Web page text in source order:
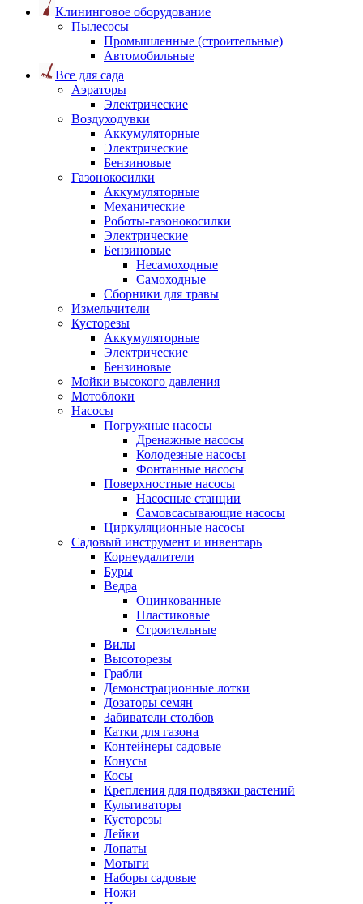
Клининговое оборудование
Пылесосы
Промышленные (строительные)
Автомобильные
Все для сада
Аэраторы
Электрические
Воздуходувки
Аккумуляторные
Электрические
Бензиновые
Газонокосилки
Аккумуляторные
Механические
Роботы-газонокосилки
Электрические
Бензиновые
Несамоходные
Самоходные
Сборники для травы
Измельчители
Кусторезы
Аккумуляторные
Электрические
Бензиновые
Мойки высокого давления
Мотоблоки
Насосы
Погружные насосы
Дренажные насосы
Колодезные насосы
Фонтанные насосы
Поверхностные насосы
Насосные станции
Самовсасывающие насосы
Циркуляционные насосы
Садовый инструмент и инвентарь
Корнеудалители
Буры
Ведра
Оцинкованные
Пластиковые
Строительные
Вилы
Высоторезы
Грабли
Демонстрационные лотки
Дозаторы семян
Забиватели столбов
Катки для газона
Контейнеры садовые
Конусы
Косы
Крепления для подвязки растений
Культиваторы
Кусторезы
Лейки
Лопаты
Мотыги
Наборы садовые
Ножи